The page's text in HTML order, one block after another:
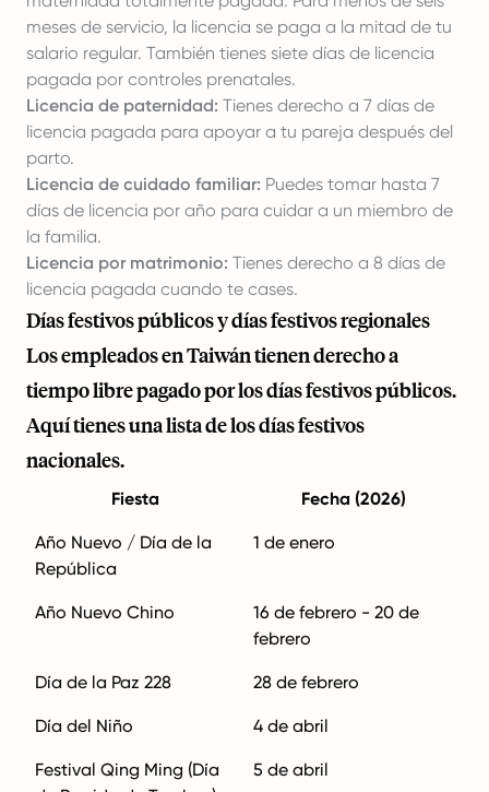
meses de servicio, la licencia se paga a la mitad de tu
salario regular. También tienes siete días de licencia
pagada por controles prenatales.
Licencia de paternidad: Tienes derecho a 7 días de
licencia pagada para apoyar a tu pareja después del
parto.
Licencia de cuidado familiar: Puedes tomar hasta 7
días de licencia por año para cuidar a un miembro de
la familia.
Licencia por matrimonio: Tienes derecho a 8 días de
licencia pagada cuando te cases.
Días festivos públicos y días festivos regionales
Los empleados en Taiwán tienen derecho a
tiempo libre pagado por los días festivos públicos.
Aquí tienes una lista de los días festivos
nacionales.
Fiesta Fecha (2026)
Año Nuevo / Día de la
República
1 de enero
Año Nuevo Chino
16 de febrero - 20 de
febrero
Día de la Paz 228 28 de febrero
Día del Niño 4 de abril
Festival Qing Ming (Día
5 de abril